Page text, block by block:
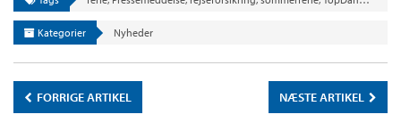
Kategorier Nyheder
FORRIGE ARTIKEL NÆSTE ARTIKEL